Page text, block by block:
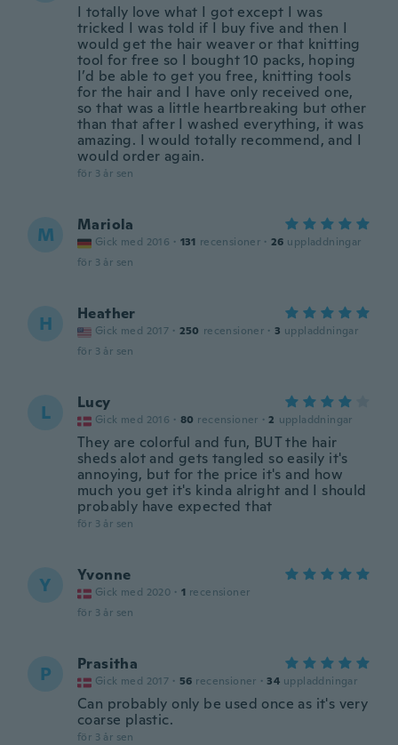
I totally love what I got except I was
tricked I was told if I buy five and then I
would get the hair weaver or that knitting
tool for free so I bought 10 packs, hoping
I’d be able to get you free, knitting tools
for the hair and I have only received one,
so that was a little heartbreaking but other
than that after I washed everything, it was
amazing. I would totally recommend, and I
would order again.
för 3 år sen
M Mariola
Gick med 2016 · 131 recensioner · 26 uppladdningar
för 3 år sen
H Heather
Gick med 2017 · 250 recensioner · 3 uppladdningar
för 3 år sen
L Lucy
Gick med 2016 · 80 recensioner · 2 uppladdningar
They are colorful and fun, BUT the hair
sheds alot and gets tangled so easily it's
annoying, but for the price it's and how
much you get it's kinda alright and I should
probably have expected that
för 3 år sen
Y Yvonne
Gick med 2020 · 1 recensioner
för 3 år sen
P Prasitha
Gick med 2017 · 56 recensioner · 34 uppladdningar
Can probably only be used once as it's very
coarse plastic.
för 3 år sen